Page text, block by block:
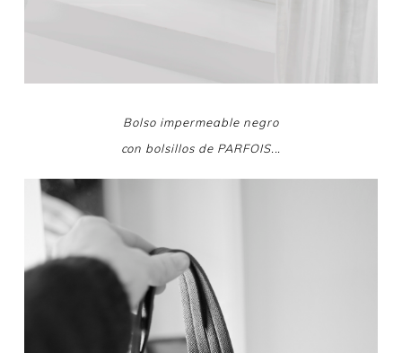
Bolso impermeable negro
con bolsillos de PARFOIS...